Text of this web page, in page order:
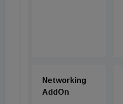
Networking
AddOn